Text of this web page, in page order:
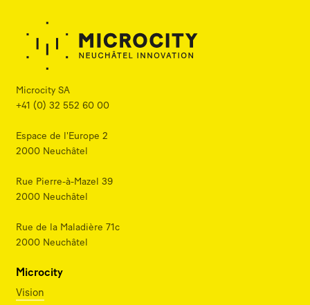
Microcity SA
+41 (0) 32 552 60 00
Espace de l'Europe 2
2000 Neuchâtel
Rue Pierre-à-Mazel 39
2000 Neuchâtel
Rue de la Maladière 71c
2000 Neuchâtel
Microcity
Vision